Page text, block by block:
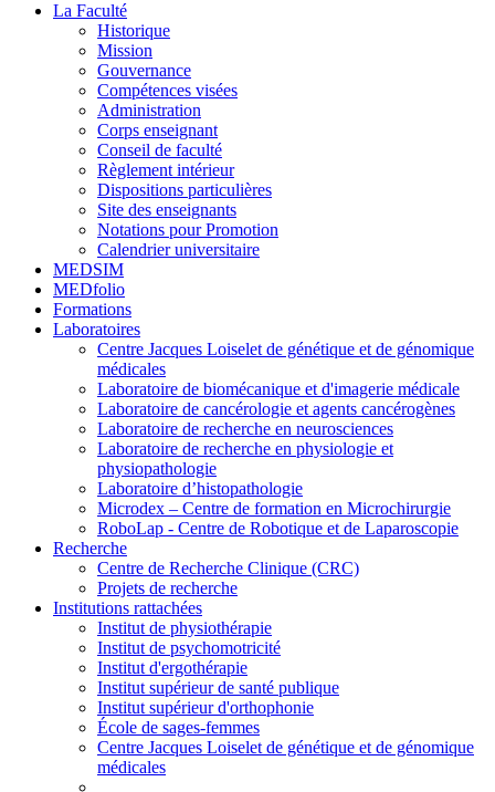
La Faculté
Historique
Mission
Gouvernance
Compétences visées
Administration
Corps enseignant
Conseil de faculté
Règlement intérieur
Dispositions particulières
Site des enseignants
Notations pour Promotion
Calendrier universitaire
MEDSIM
MEDfolio
Formations
Laboratoires
Centre Jacques Loiselet de génétique et de génomique
médicales
Laboratoire de biomécanique et d'imagerie médicale
Laboratoire de cancérologie et agents cancérogènes
Laboratoire de recherche en neurosciences
Laboratoire de recherche en physiologie et
physiopathologie
Laboratoire d’histopathologie
Microdex – Centre de formation en Microchirurgie
RoboLap - Centre de Robotique et de Laparoscopie
Recherche
Centre de Recherche Clinique (CRC)
Projets de recherche
Institutions rattachées
Institut de physiothérapie
Institut de psychomotricité
Institut d'ergothérapie
Institut supérieur de santé publique
Institut supérieur d'orthophonie
École de sages-femmes
Centre Jacques Loiselet de génétique et de génomique
médicales